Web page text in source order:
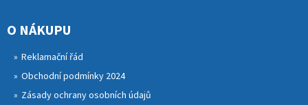
O NÁKUPU
Reklamační řád
Obchodní podmínky 2024
Zásady ochrany osobních údajů